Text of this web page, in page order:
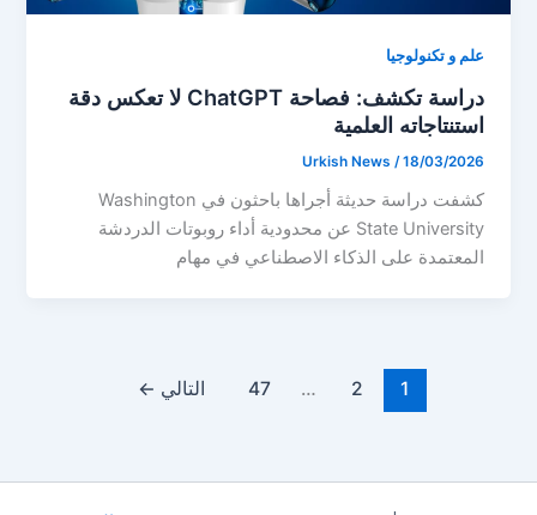
علم و تكنولوجيا
دراسة تكشف: فصاحة ChatGPT لا تعكس دقة
استنتاجاته العلمية
Urkish News /18/03/2026
كشفت دراسة حديثة أجراها باحثون في Washington
State University عن محدودية أداء روبوتات الدردشة
المعتمدة على الذكاء الاصطناعي في مهام
1
2
…
47 التالي ←